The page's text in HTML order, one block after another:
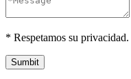
* Respetamos su